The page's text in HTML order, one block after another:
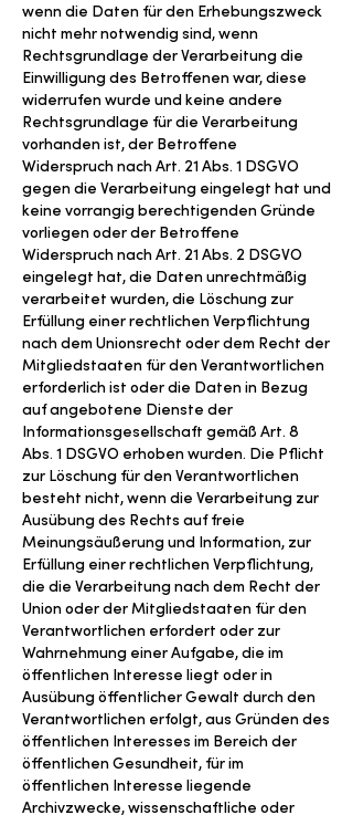
wenn die Daten für den Erhebungszweck
nicht mehr notwendig sind, wenn
Rechtsgrundlage der Verarbeitung die
Einwilligung des Betroffenen war, diese
widerrufen wurde und keine andere
Rechtsgrundlage für die Verarbeitung
vorhanden ist, der Betroffene
Widerspruch nach Art. 21 Abs. 1 DSGVO
gegen die Verarbeitung eingelegt hat und
keine vorrangig berechtigenden Gründe
vorliegen oder der Betroffene
Widerspruch nach Art. 21 Abs. 2 DSGVO
eingelegt hat, die Daten unrechtmäßig
verarbeitet wurden, die Löschung zur
Erfüllung einer rechtlichen Verpflichtung
nach dem Unionsrecht oder dem Recht der
Mitgliedstaaten für den Verantwortlichen
erforderlich ist oder die Daten in Bezug
auf angebotene Dienste der
Informationsgesellschaft gemäß Art. 8
Abs. 1 DSGVO erhoben wurden. Die Pflicht
zur Löschung für den Verantwortlichen
besteht nicht, wenn die Verarbeitung zur
Ausübung des Rechts auf freie
Meinungsäußerung und Information, zur
Erfüllung einer rechtlichen Verpflichtung,
die die Verarbeitung nach dem Recht der
Union oder der Mitgliedstaaten für den
Verantwortlichen erfordert oder zur
Wahrnehmung einer Aufgabe, die im
öffentlichen Interesse liegt oder in
Ausübung öffentlicher Gewalt durch den
Verantwortlichen erfolgt, aus Gründen des
öffentlichen Interesses im Bereich der
öffentlichen Gesundheit, für im
öffentlichen Interesse liegende
Archivzwecke, wissenschaftliche oder